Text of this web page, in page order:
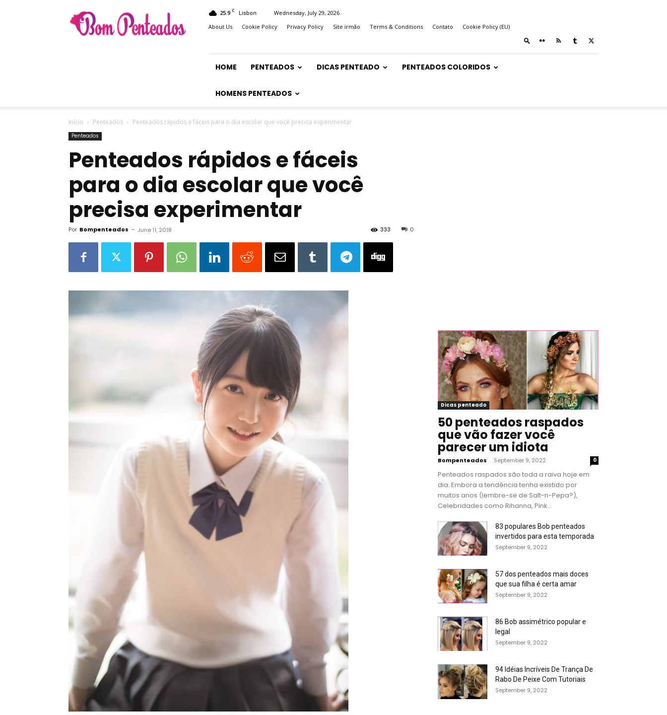
Penteados
25.9 C Lisbon
Wednesday, July 29, 2026
About Us
Cookie Policy Privacy Policy Site irmão Terms & Conditions Contato Cookie Policy (EU)
HOME PENTEADOS DICAS PENTEADO PENTEADOS COLORIDOS
HOMENS PENTEADOS
Início Penteados Penteados rápidos e fáceis para o dia escolar que você precisa experimentar
Penteados
Penteados rápidos e fáceis
para o dia escolar que você
precisa experimentar
Por Bompenteados - June 11, 2018 0
333
Dicas penteado
50 penteados raspados
que vão fazer você
parecer um idiota
Bompenteados - September 9, 2022 0
Penteados raspados são toda a raiva hoje em
dia. Embora a tendência tenha existido por
muitos anos (lembre-se de Salt-n-Pepa?),
Celebridades como Rihanna, Pink...
83 populares Bob penteados
invertidos para esta temporada
September 9, 2022
57 dos penteados mais doces
que sua filha é certa amar
September 9, 2022
86 Bob assimétrico popular e
legal
September 9, 2022
94 Idéias Incríveis De Trança De
Rabo De Peixe Com Tutoriais
September 9, 2022